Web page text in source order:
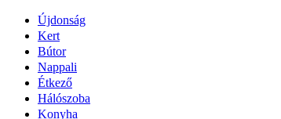
Újdonság
Kert
Bútor
Nappali
Étkező
Hálószoba
Konyha